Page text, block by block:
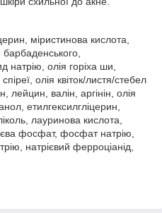
міристинова кислота,
барбаденського,
натрію, олія горіха ши,
олія квіток/листя/стебел
лейцин, валін, аргінін, олія
етилгексилгліцерин,
лауринова кислота,
фосфат, фосфат натрію,
натрієвий ферроціанід,